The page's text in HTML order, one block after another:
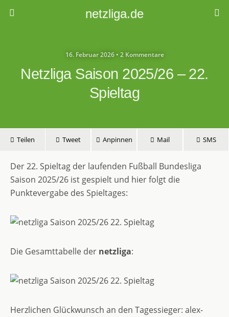
netzliga.de
16. Februar 2026 • 2 Kommentare
Netzliga Saison 2025/26 – 22.
Spieltag
Teilen Tweet Anpinnen Mail SMS
Der 22. Spieltag der laufenden Fußball Bundesliga
Saison 2025/26 ist gespielt und hier folgt die
Punktevergabe des Spieltages:
Die Gesamttabelle der netzliga:
Herzlichen Glückwunsch an den Tagessieger: alex-